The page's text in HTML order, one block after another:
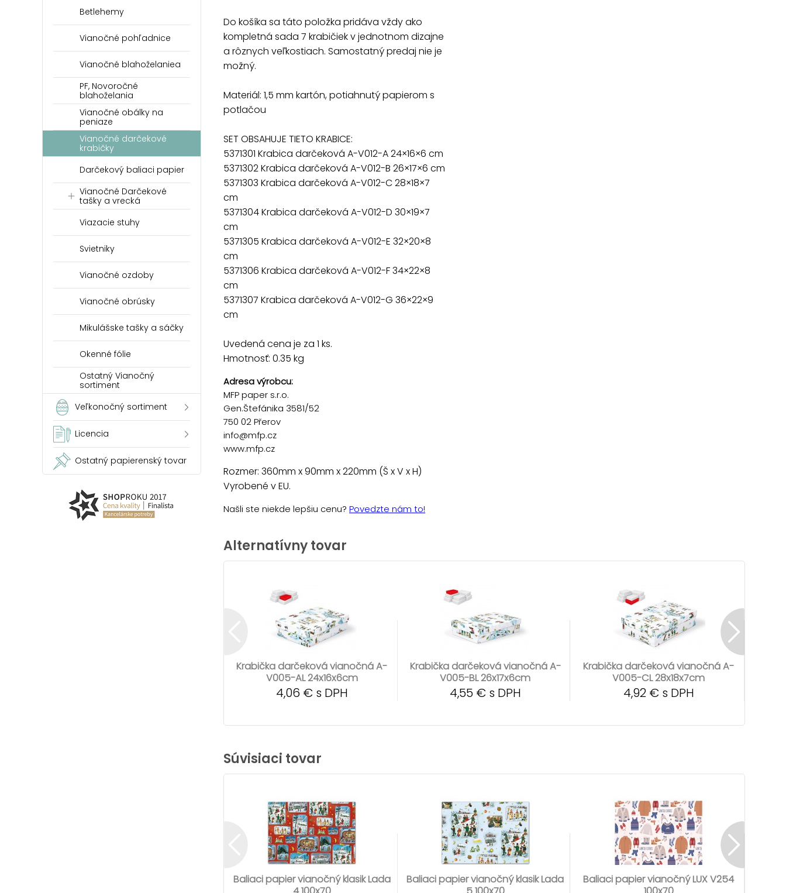
Betlehemy
Vianočné pohľadnice
Vianočné blahoželaniea
PF, Novoročné
blahoželania
Vianočné obálky na
peniaze
Vianočné darčekové
krabičky
Darčekový baliaci papier
Vianočné Darčekové
tašky a vrecká
Viazacie stuhy
Svietniky
Vianočné ozdoby
Vianočné obrúsky
Mikulášske tašky a sáčky
Okenné fólie
Ostatný Vianočný
sortiment
Veľkonočný sortiment
Licencia
Ostatný papierenský tovar
Do košíka sa táto položka pridáva vždy ako
kompletná sada 7 krabičiek v jednotnom dizajne
a rôznych veľkostiach. Samostatný predaj nie je
možný.
Materiál: 1,5 mm kartón, potiahnutý papierom s
potlačou
SET OBSAHUJE TIETO KRABICE:
5371301 Krabica darčeková A-V012-A 24×16×6 cm
5371302 Krabica darčeková A-V012-B 26×17×6 cm
5371303 Krabica darčeková A-V012-C 28×18×7
cm
5371304 Krabica darčeková A-V012-D 30×19×7
cm
5371305 Krabica darčeková A-V012-E 32×20×8
cm
5371306 Krabica darčeková A-V012-F 34×22×8
cm
5371307 Krabica darčeková A-V012-G 36×22×9
cm
Uvedená cena je za 1 ks.
Hmotnosť: 0.35 kg
Adresa výrobcu:
MFP paper s.r.o.
Gen.Štefánika 3581/52
750 02 Přerov
info@mfp.cz
www.mfp.cz
Rozmer: 360mm x 90mm x 220mm (Š x V x H)
Vyrobené v EU.
Našli ste niekde lepšiu cenu? Povedzte nám to!
Alternatívny tovar
Krabička darčeková vianočná A-
V005-AL 24x16x6cm
4,06 € s DPH
Krabička darčeková vianočná A-
V005-BL 26x17x6cm
4,55 € s DPH
Krabička darčeková vianočná A-
V005-CL 28x18x7cm
4,92 € s DPH
Súvisiaci tovar
Baliaci papier vianočný klasik Lada
Baliaci papier vianočný klasik Lada
Baliaci papier vianočný LUX V254